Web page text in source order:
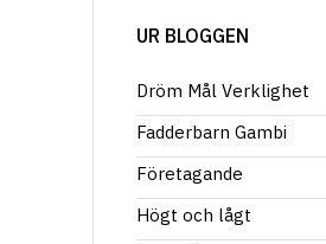
UR BLOGGEN
Dröm Mål Verklighet
Fadderbarn Gambi
Företagande
Högt och lågt